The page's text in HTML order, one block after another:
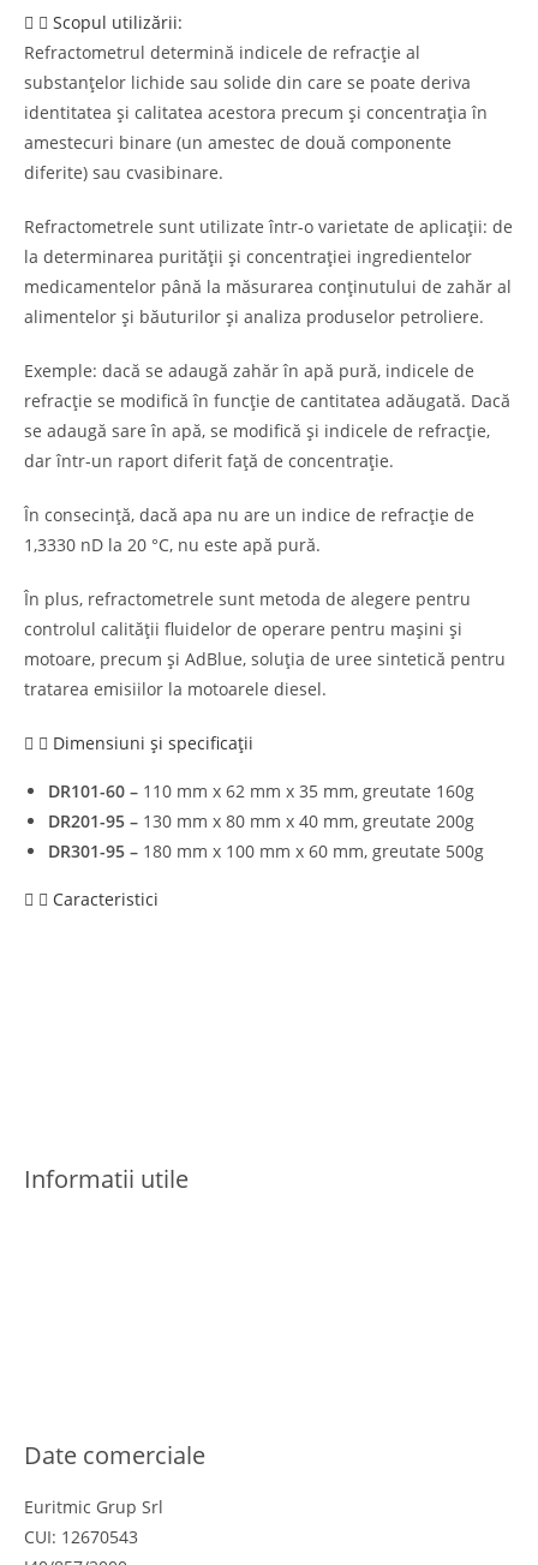
Scopul utilizării:
Refractometrul determină indicele de refracție al
substanțelor lichide sau solide din care se poate deriva
identitatea și calitatea acestora precum și concentrația în
amestecuri binare (un amestec de două componente
diferite) sau cvasibinare.
Refractometrele sunt utilizate într-o varietate de aplicații: de
la determinarea purității și concentrației ingredientelor
medicamentelor până la măsurarea conținutului de zahăr al
alimentelor și băuturilor și analiza produselor petroliere.
Exemple: dacă se adaugă zahăr în apă pură, indicele de
refracție se modifică în funcție de cantitatea adăugată. Dacă
se adaugă sare în apă, se modifică și indicele de refracție,
dar într-un raport diferit față de concentrație.
În consecință, dacă apa nu are un indice de refracție de
1,3330 nD la 20 °C, nu este apă pură.
În plus, refractometrele sunt metoda de alegere pentru
controlul calității fluidelor de operare pentru mașini și
motoare, precum și AdBlue, soluția de uree sintetică pentru
tratarea emisiilor la motoarele diesel.
Dimensiuni și specificații
DR101-60 – 110 mm x 62 mm x 35 mm, greutate 160g
DR201-95 – 130 mm x 80 mm x 40 mm, greutate 200g
DR301-95 – 180 mm x 100 mm x 60 mm, greutate 500g
Caracteristici
Informatii utile
Date comerciale
Euritmic Grup Srl
CUI: 12670543